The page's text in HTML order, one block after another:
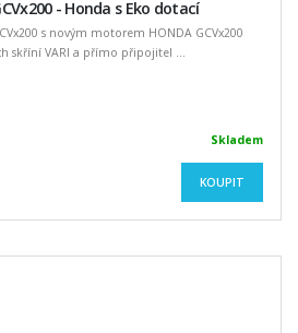
- Honda s Eko dotací
s novým motorem HONDA GCVx200
skříní VARI a přímo připojitel ...
Skladem
KOUPIT